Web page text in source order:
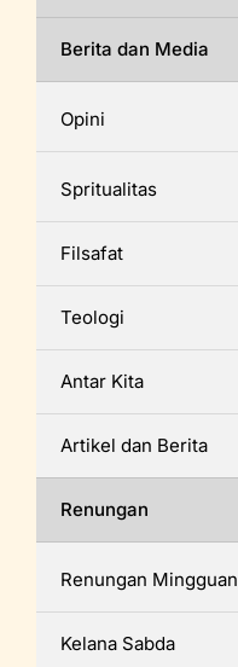
Berita dan Media
Opini
Spritualitas
Filsafat
Teologi
Antar Kita
Artikel dan Berita
Renungan
Renungan Mingguan
Kelana Sabda